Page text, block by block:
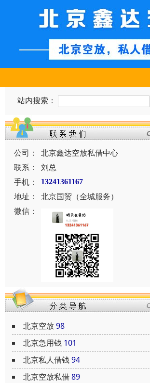
站内搜索：
公司：
北京鑫达空放私借中心
联系：
刘总
手机：
13241361167
地址：
北京国贸（全城服务）
微信：
北京空放98
北京急用钱 101
北京私人借钱94
北京空放私借89